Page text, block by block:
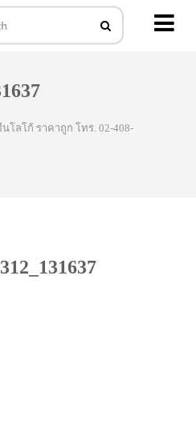
โลโก้ ราคาถูก โทร. 02-408-